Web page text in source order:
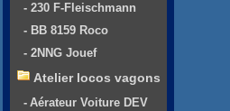
- 230 F-Fleischmann
- BB 8159 Roco
- 2NNG Jouef
Atelier locos vagons
- Aérateur Voiture DEV